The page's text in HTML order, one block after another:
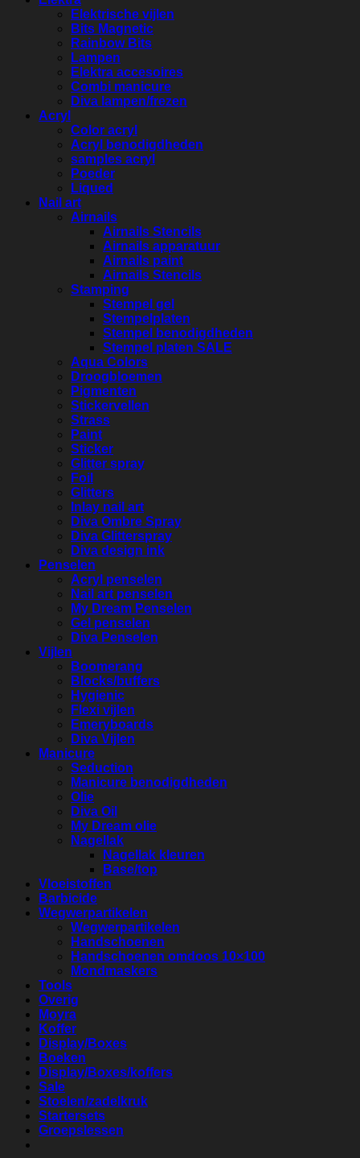
Elektrische vijlen
Bits Magnetic
Rainbow Bits
Lampen
Elektra accesoires
Combi manicure
Diva lampen/frezen
Acryl
Color acryl
Acryl benodigdheden
samples acryl
Poeder
Liqued
Nail art
Airnails
Airnails Stencils
Airnails apparatuur
Airnails paint
Airnails Stencils
Stamping
Stempel gel
Stempelplaten
Stempel benodigdheden
Stempel platen SALE
Aqua Colors
Droogbloemen
Pigmenten
Stickervellen
Strass
Paint
Sticker
Glitter spray
Foil
Glitters
Inlay nail art
Diva Ombre Spray
Diva Glitterspray
Diva design ink
Penselen
Acryl penselen
Nail art penselen
My Dream Penselen
Gel penselen
Diva Penselen
Vijlen
Boomerang
Blocks/buffers
Hygienic
Flexi vijlen
Emeryboards
Diva Vijlen
Manicure
Seduction
Manicure benodigdheden
Olie
Diva Oil
My Dream olie
Nagellak
Nagellak kleuren
Base/top
Vloeistoffen
Barbicide
Wegwerpartikelen
Wegwerpartikelen
Handschoenen
Handschoenen omdoos 10×100
Mondmaskers
Tools
Overig
Moyra
Koffer
Display/Boxes
Boeken
Display/Boxes/koffers
Sale
Stoelen/zadelkruk
Startersets
Groepslessen